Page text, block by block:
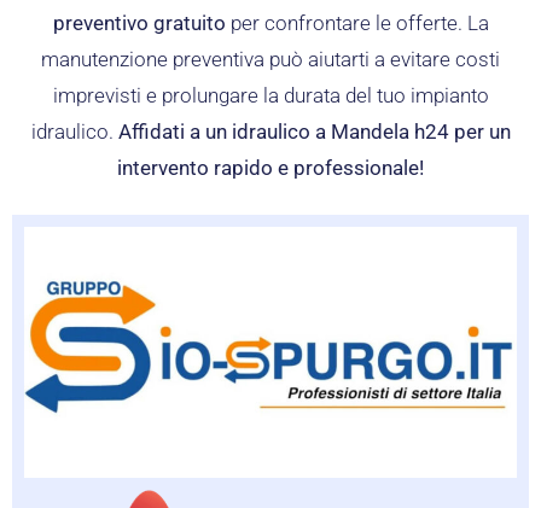
preventivo gratuito per confrontare le offerte. La
manutenzione preventiva può aiutarti a evitare costi
imprevisti e prolungare la durata del tuo impianto
idraulico. Affidati a un idraulico a Mandela h24 per un
intervento rapido e professionale!